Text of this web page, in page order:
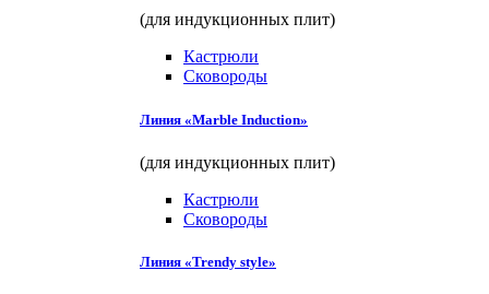
(для индукционных плит)
Кастрюли
Сковороды
Линия «Marble Induction»
(для индукционных плит)
Кастрюли
Сковороды
Линия «Trendy style»